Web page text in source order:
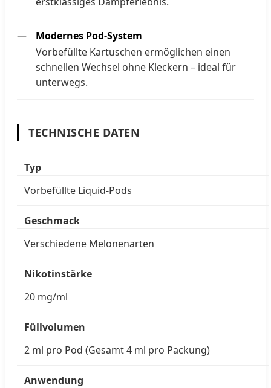
Modernes Pod-System
Vorbefüllte Kartuschen ermöglichen einen
schnellen Wechsel ohne Kleckern – ideal für
unterwegs.
TECHNISCHE DATEN
Typ
Vorbefüllte Liquid-Pods
Geschmack
Verschiedene Melonenarten
Nikotinstärke
20 mg/ml
Füllvolumen
2 ml pro Pod (Gesamt 4 ml pro Packung)
Anwendung